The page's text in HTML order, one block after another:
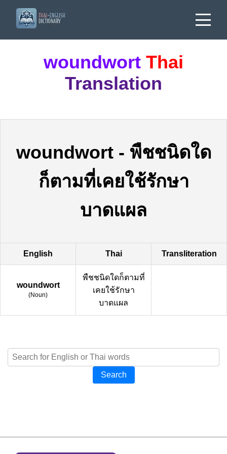
woundwort Thai
Translation
woundwort- พืชชนิดใด
ก็ตามที่เคยใช้รักษา
บาดแผล
English Thai Transliteration
woundwort
(Noun)
พืชชนิดใดก็ตามที่
เคยใช้รักษา
บาดแผล
Search